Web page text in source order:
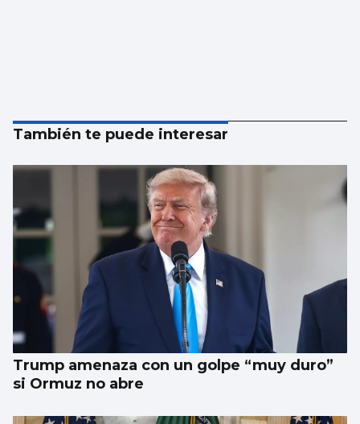
También te puede interesar
Trump amenaza con un golpe “muy duro”
si Ormuz no abre